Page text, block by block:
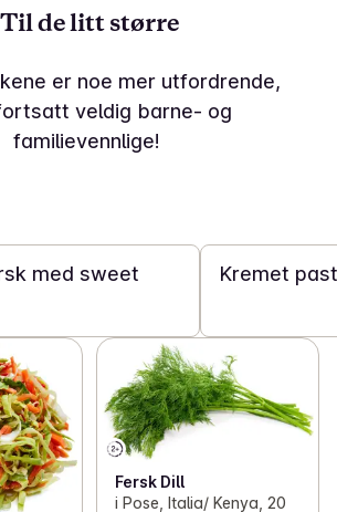
Til de litt større
er noe mer utfordrende,
veldig barne- og
familievennlige!
med sweet
Kremet
Fersk Dill
i Pose, Italia/ Kenya, 20